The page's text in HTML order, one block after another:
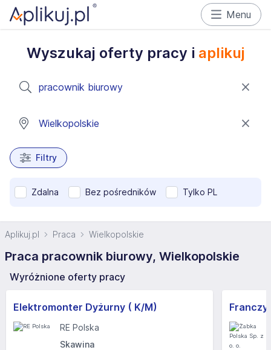
Menu
Wyszukaj oferty pracy i aplikuj
Filtry
Zdalna Bez pośredników Tylko PL
Aplikuj.pl Praca Wielkopolskie
Praca pracownik biurowy, Wielkopolskie
Wyróżnione oferty pracy
Elektromonter Dyżurny ( K/M)
RE Polska
Skawina